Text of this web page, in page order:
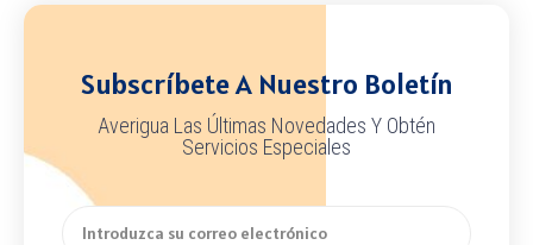
Subscríbete A Nuestro Boletín
Averigua Las Últimas Novedades Y Obtén
Servicios Especiales